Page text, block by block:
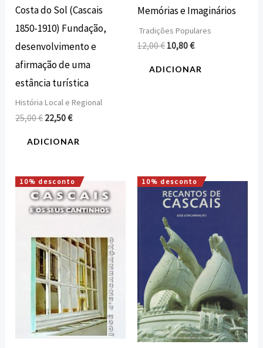
Costa do Sol (Cascais
1850-1910) Fundação,
desenvolvimento e
afirmação de uma
estância turística
História Local e Regional
25,00€ 22,50€
ADICIONAR
Memórias e Imaginários
Tradições Populares
12,00€ 10,80€
ADICIONAR
10% desconto
O
preço
original
O
preço
atual
10% desconto
O
preço
original
era:
18,00 €.
O
preço
atual
é: